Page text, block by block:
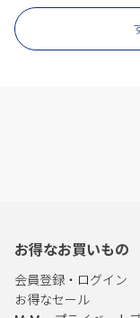
お得なお買いもの
会員登録・ログイン
お得なセール